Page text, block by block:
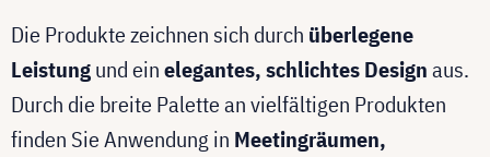
Die Produkte zeichnen sich durch überlegene
Leistungund einelegantes, schlichtes Designaus.
Durch die breite Palette an vielfältigen Produkten
finden Sie Anwendung in Meetingräumen,